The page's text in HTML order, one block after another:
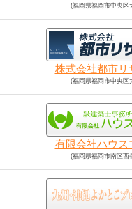
(福岡県福岡市中央区
株式会社都市リ
(福岡県福岡市中央区
有限会社ハウス
(福岡県福岡市南区西